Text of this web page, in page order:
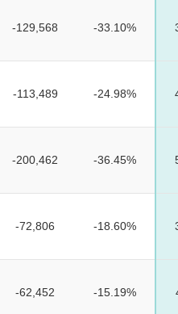
-129,568 -33.10%
-113,489 -24.98%
-200,462 -36.45%
-72,806 -18.60%
-62,452 -15.19%